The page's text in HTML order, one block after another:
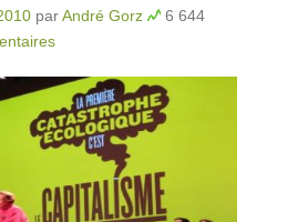
parAndré Gorz
6 644